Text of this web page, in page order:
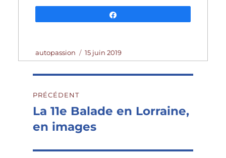
Auteur
autopassion
Publié
le
15 juin 2019
de
l’article
PRÉCÉDENT
Publication
précédente :
La 11e Balade en Lorraine,
en images